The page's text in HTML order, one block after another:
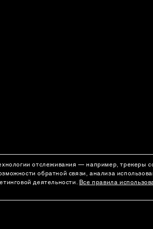
отслеживания — например, трекеры
обратной связи, анализа
деятельности. Все правила